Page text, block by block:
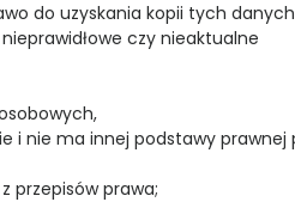
do uzyskania kopii tych
czy nieaktualne
i nie ma innej podstawy prawnej
przepisów prawa;